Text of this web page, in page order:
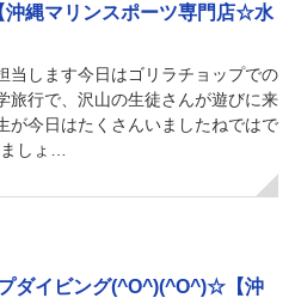
縄マリンスポーツ専門店☆水
当します今日はゴリラチョップでの
旅行で、沢山の生徒さんが遊びに来
が今日はたくさんいましたねではで
しょ…
ダイビング(^O^)(^O^)☆【沖